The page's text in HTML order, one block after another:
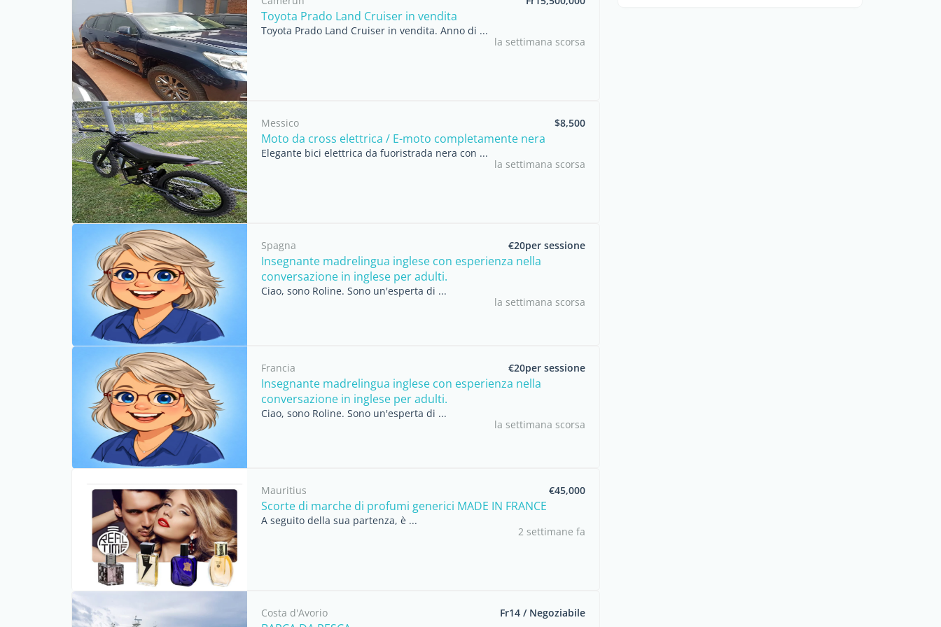
Toyota Prado Land Cruiser in vendita
Toyota Prado Land Cruiser in vendita. Anno di ...
la settimana scorsa
Messico $8,500
Moto da cross elettrica / E-moto completamente nera
Elegante bici elettrica da fuoristrada nera con ...
la settimana scorsa
Spagna €20per sessione
Insegnante madrelingua inglese con esperienza nella
conversazione in inglese per adulti.
Ciao, sono Roline. Sono un'esperta di ...
la settimana scorsa
Francia €20per sessione
Insegnante madrelingua inglese con esperienza nella
conversazione in inglese per adulti.
Ciao, sono Roline. Sono un'esperta di ...
la settimana scorsa
Mauritius €45,000
Scorte di marche di profumi generici MADE IN FRANCE
A seguito della sua partenza, è ...
2 settimane fa
Costa d'Avorio Fr14 / Negoziabile